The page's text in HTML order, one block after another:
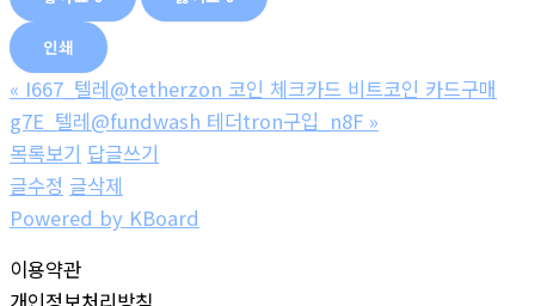
인쇄
« I667_텔레@tetherzon 코인 체크카드 비트코인 카드구매
g7E_텔레@fundwash 테더tron구입_n8F »
목록보기 답글쓰기
글수정 글삭제
Powered by KBoard
이용약관